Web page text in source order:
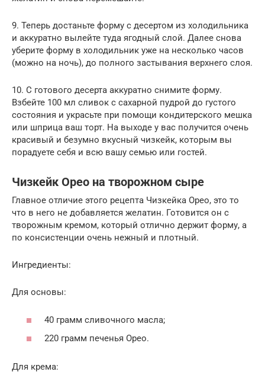
9. Теперь достаньте форму с десертом из холодильника
и аккуратно вылейте туда ягодный слой. Далее снова
уберите форму в холодильник уже на несколько часов
(можно на ночь), до полного застывания верхнего слоя.
10. С готового десерта аккуратно снимите форму.
Взбейте 100 мл сливок с сахарной пудрой до густого
состояния и украсьте при помощи кондитерского мешка
или шприца ваш торт. На выходе у вас получится очень
красивый и безумно вкусный чизкейк, которым вы
порадуете себя и всю вашу семью или гостей.
Чизкейк Орео на творожном сыре
Главное отличие этого рецепта Чизкейка Орео, это то
что в него не добавляется желатин. Готовится он с
творожным кремом, который отлично держит форму, а
по консистенции очень нежный и плотный.
Ингредиенты:
Для основы:
40 грамм сливочного масла;
220 грамм печенья Орео.
Для крема: